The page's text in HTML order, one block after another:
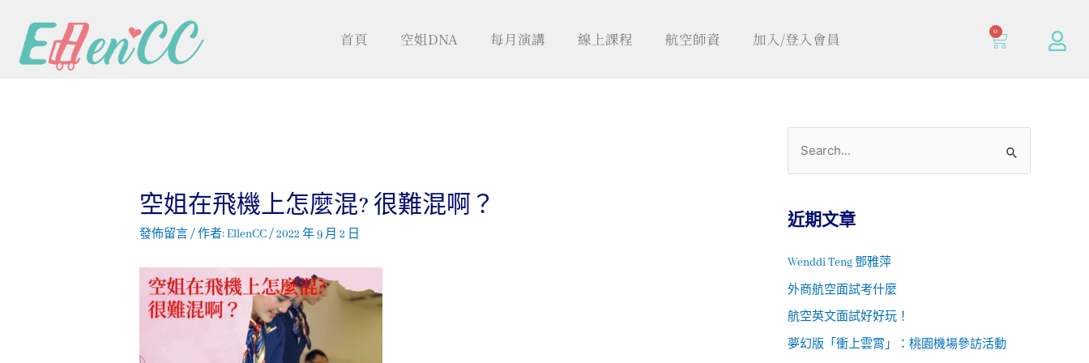
首頁 空姐DNA 每月演講 線上課程 航空師資 加入/登入會員 0
空姐在飛機上怎麼混? 很難混啊？
發佈留言/ 作者:EllenCC/2022 年 9 月 2 日
近期文章
Wenddi Teng 鄧雅萍
外商航空面試考什麼
航空英文面試好好玩！
夢幻版「衝上雲霄」：桃園機場參訪活動